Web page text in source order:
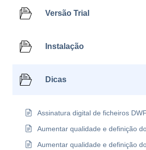
Versão Trial
Instalação
Dicas
Assinatura digital de ficheiros
Aumentar qualidade e definição
Aumentar qualidade e definição